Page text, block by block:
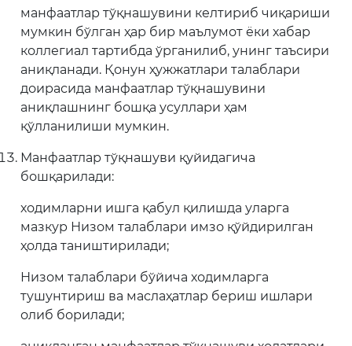
манфаатлар тўқнашувини келтириб чиқариши
мумкин бўлган ҳар бир маълумот ёки хабар
коллегиал тартибда ўрганилиб, унинг таъсири
аниқланади. Қонун ҳужжатлари талаблари
доирасида манфаатлар тўқнашувини
аниқлашнинг бошқа усуллари ҳам
қўлланилиши мумкин.
Манфаатлар тўқнашуви қуйидагича
бошқарилади:
ходимларни ишга қабул қилишда уларга
мазкур Низом талаблари имзо қўйдирилган
ҳолда таништирилади;
Низом талаблари бўйича ходимларга
тушунтириш ва маслаҳатлар бериш ишлари
олиб борилади;